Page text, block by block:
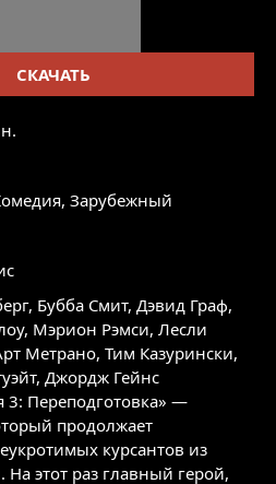
СКАЧАТЬ
, Зарубежный
, Бубба Смит, Дэвид Граф,
, Мэрион Рэмси, Лесли
Метрано, Тим Казурински,
, Джордж Гейнс
3: Переподготовка» —
продолжает
курсантов из
этот раз главный герой,